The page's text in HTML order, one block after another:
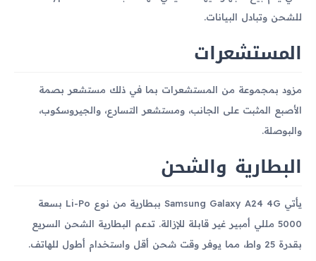
للشحن وتبادل البيانات.
المستشعرات
مزود بمجموعة من المستشعرات بما في ذلك مستشعر بصمة
الأصبع المثبت على الجانب، ومستشعر التسارع، والجيروسكوب،
والبوصلة.
البطارية والشحن
يأتي Samsung Galaxy A24 4G ببطارية من نوع Li-Po بسعة
5000 مللي أمبير غير قابلة للإزالة. تدعم البطارية الشحن السريع
بقدرة 25 واط، مما يوفر وقت شحن أقل واستخدام أطول للهاتف.